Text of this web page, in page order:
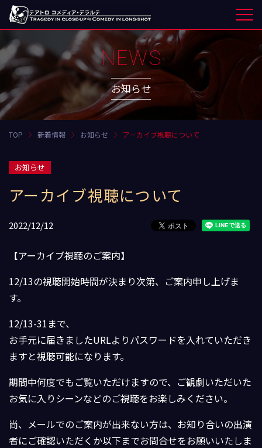
NEWS
お知らせ
TOP 新着情報 お知らせ アーカイブ視聴について
お知らせ
アーカイブ視聴について
2022/12/12
【アーカイブ視聴のご案内】
12/13の視聴開始時間が決まり次第、ご案内申し上げま
す。
12/13-31まで、
お手元に届きましたURLよりパスワードを入れていただき
ますと視聴可能になります。
期間中何度でもご覧いただけますので、ご観劇いただいた
お気に入りシーンなどのご視聴をお楽しみください。
尚、メールでのご案内が出来ない方は、お知り合いの出演
者にご確認いただくか以下までお問合せをお願いいたしま